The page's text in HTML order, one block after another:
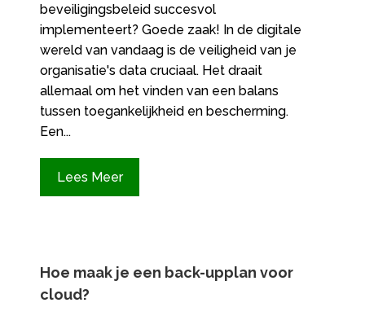
beveiligingsbeleid succesvol
implementeert? Goede zaak! In de digitale
wereld van vandaag is de veiligheid van je
organisatie's data cruciaal. Het draait
allemaal om het vinden van een balans
tussen toegankelijkheid en bescherming.
Een...
Lees Meer
Hoe maak je een back-upplan voor
cloud?